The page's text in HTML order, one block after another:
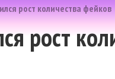
рост количества фейков
рост